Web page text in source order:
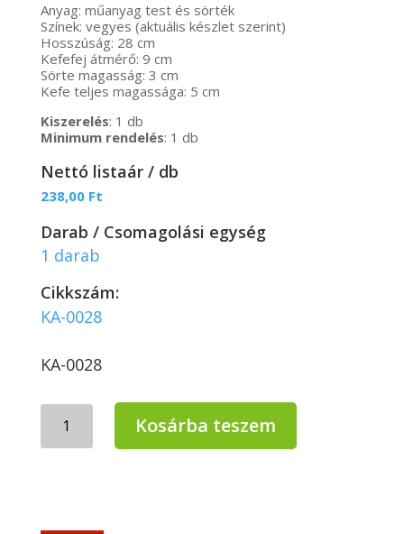
Anyag: műanyag test és sörték
Színek: vegyes (aktuális készlet szerint)
Hosszúság: 28 cm
Kefefej átmérő: 9 cm
Sörte magasság: 3 cm
Kefe teljes magassága: 5 cm
Kiszerelés: 1 db
Minimum rendelés: 1 db
Nettó listaár / db
238,00 Ft
Darab / Csomagolási egység
1 darab
Cikkszám:
KA-0028
KA-0028
kefe
műanyag
Kosárba teszem